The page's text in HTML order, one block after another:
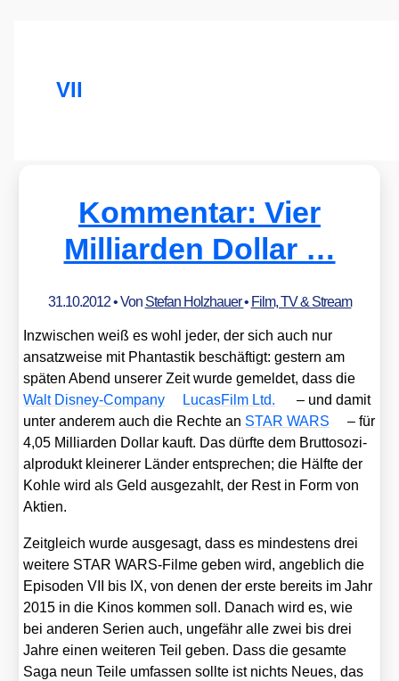
VII
Kommentar: Vier
Milliarden Dollar …
31.10.2012• Von Stefan Holzhauer• Film, TV & Stream
Inzwi­schen weiß es wohl jeder, der sich auch nur
ansatz­wei­se mit Phan­tas­tik beschäf­tigt: ges­tern am
spä­ten Abend unse­rer Zeit wur­de gemel­det, dass die
Walt Dis­ney-Com­pa­ny
Lucas­Film Ltd.
– und damit
unter ande­rem auch die Rech­te an STAR WARS
– für
4,05 Mil­li­ar­den Dol­lar kauft. Das dürf­te dem Brut­to­so­zi­
al­pro­dukt klei­ne­rer Län­der ent­spre­chen; die Hälf­te der
Koh­le wird als Geld aus­ge­zahlt, der Rest in Form von
Akti­en.
Zeit­gleich wur­de aus­ge­sagt, dass es min­des­tens drei
wei­te­re STAR WARS-Fil­me geben wird, angeb­lich die
Epi­so­den VII bis IX, von denen der ers­te bereits im Jahr
2015 in die Kinos kom­men soll. Danach wird es, wie
bei ande­ren Seri­en auch, unge­fähr alle zwei bis drei
Jah­re einen wei­te­ren Teil geben. Dass die gesam­te
Saga neun Tei­le umfas­sen soll­te ist nichts Neu­es, das